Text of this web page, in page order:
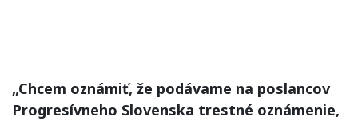
„Chcem oznámiť, že podávame na poslancov
Progresívneho Slovenska trestné oznámenie,